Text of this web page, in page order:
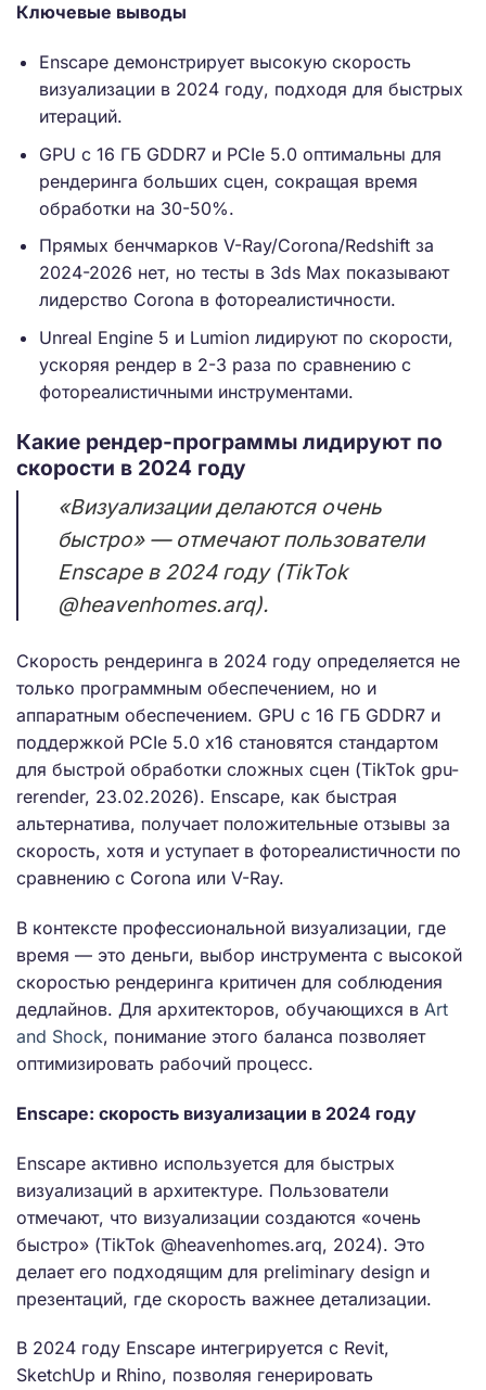
Ключевые выводы
Enscape демонстрирует высокую скорость
визуализации в 2024 году, подходя для быстрых
итераций.
GPU с 16 ГБ GDDR7 и PCIe 5.0 оптимальны для
рендеринга больших сцен, сокращая время
обработки на 30-50%.
Прямых бенчмарков V-Ray/Corona/Redshift за
2024-2026 нет, но тесты в 3ds Max показывают
лидерство Corona в фотореалистичности.
Unreal Engine 5 и Lumion лидируют по скорости,
ускоряя рендер в 2-3 раза по сравнению с
фотореалистичными инструментами.
Какие рендер-программы лидируют по
скорости в 2024 году
«Визуализации делаются очень
быстро» — отмечают пользователи
Enscape в 2024 году (TikTok
@heavenhomes.arq).
Скорость рендеринга в 2024 году определяется не
только программным обеспечением, но и
аппаратным обеспечением. GPU с 16 ГБ GDDR7 и
поддержкой PCIe 5.0 x16 становятся стандартом
для быстрой обработки сложных сцен (TikTok gpu-
rerender, 23.02.2026). Enscape, как быстрая
альтернатива, получает положительные отзывы за
скорость, хотя и уступает в фотореалистичности по
сравнению с Corona или V-Ray.
В контексте профессиональной визуализации, где
время — это деньги, выбор инструмента с высокой
скоростью рендеринга критичен для соблюдения
дедлайнов. Для архитекторов, обучающихся в Art
and Shock, понимание этого баланса позволяет
оптимизировать рабочий процесс.
Enscape: скорость визуализации в 2024 году
Enscape активно используется для быстрых
визуализаций в архитектуре. Пользователи
отмечают, что визуализации создаются «очень
быстро» (TikTok @heavenhomes.arq, 2024). Это
делает его подходящим для preliminary design и
презентаций, где скорость важнее детализации.
В 2024 году Enscape интегрируется с Revit,
SketchUp и Rhino, позволяя генерировать